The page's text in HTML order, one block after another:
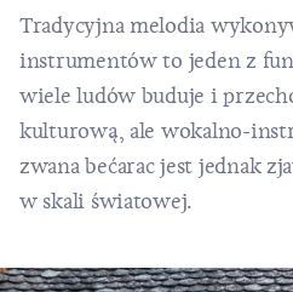
Tradycyjna melodia
instrumentów to jeden z
wiele ludów buduje i
kulturową, ale wokalno-
zwana bećarac jest jednak
w skali światowej.